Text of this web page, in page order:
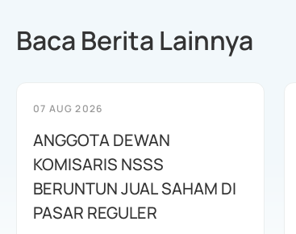
Baca Berita Lainnya
07 AUG 2026
ANGGOTA DEWAN
KOMISARIS NSSS
BERUNTUN JUAL SAHAM DI
PASAR REGULER